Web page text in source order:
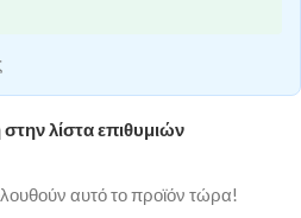
λίστα επιθυμιών
αυτό το προϊόν τώρα!